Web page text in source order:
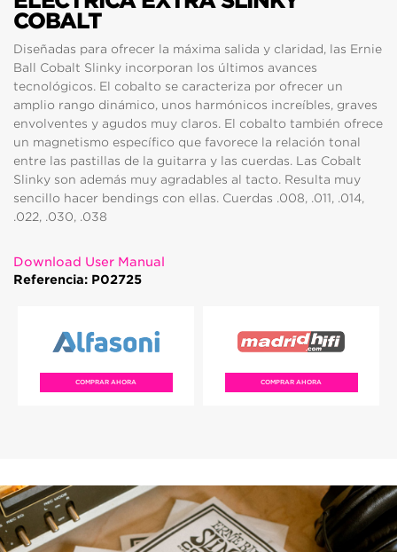
COBALT
Diseñadas para ofrecer la máxima salida y claridad, las Ernie
Ball Cobalt Slinky incorporan los últimos avances
tecnológicos. El cobalto se caracteriza por ofrecer un
amplio rango dinámico, unos harmónicos increíbles, graves
envolventes y agudos muy claros. El cobalto también ofrece
un magnetismo específico que favorece la relación tonal
entre las pastillas de la guitarra y las cuerdas. Las Cobalt
Slinky son además muy agradables al tacto. Resulta muy
sencillo hacer bendings con ellas. Cuerdas .008, .011, .014,
.022, .030, .038
Download User Manual
Referencia: P02725
COMPRAR AHORA COMPRAR AHORA